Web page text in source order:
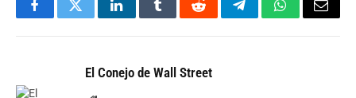
FacebookTwitterLinkedInTumblrRedditTelegramWhatsApp
Email
El Conejo de Wall Street